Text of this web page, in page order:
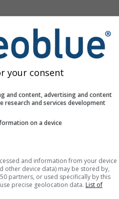
your consent
and content, advertising and content
research and services development
on a device
and information from your device
other device data) may be stored by,
partners, or used specifically by this
precise geolocation data. List of